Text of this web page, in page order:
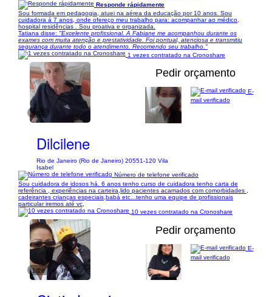
Responde rápidamente
Sou formada em pedagogia, atuei na aérea da educação por 10 anos. Sou
cuidadora á 7 anos, onde ofereço meu trabalho para: acompanhar ao médico,
hospital residências . Sou proativa e organizada.
Tatiana disse: "Excelente profissional. A Fabiane me acompanhou durante os
exames com muita atenção e prestatividade. Foi pontual, atenciosa e transmitiu
segurança durante todo o atendimento. Recomendo seu trabalho."
1 vezes contratado na Cronoshare
1/11
Pedir orçamento
Dilcilene
Rio de Janeiro (Rio de Janeiro) 20551-120 Vila
Isabel
E-
mail verificado
Número de telefone verificado
Sou cuidadora de idosos há. 6 anos tenho curso de cuidadora tenho carta de
referência , experiências na carteira,lido pacientes acamados com comorbidades ,
cadeirantes crianças especiais,babá etc...tenho uma equipe de profissionais
particular iremos até vc,
10 vezes contratado na Cronoshare
1/26
Pedir orçamento
E-
mail verificado